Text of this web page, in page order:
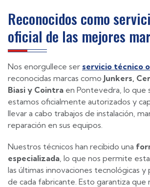
Reconocidos como
oficial de las mejores
Nos enorgullece ser servicio técnico
reconocidas marcas como Junkers,
Biasi y Cointra en Pontevedra, lo que
estamos oficialmente autorizados y
llevar a cabo trabajos de instalación,
reparación en sus equipos.
Nuestros técnicos han recibido una
especializada , lo que nos permite
las últimas innovaciones tecnológicas
de cada fabricante. Esto garantiza que